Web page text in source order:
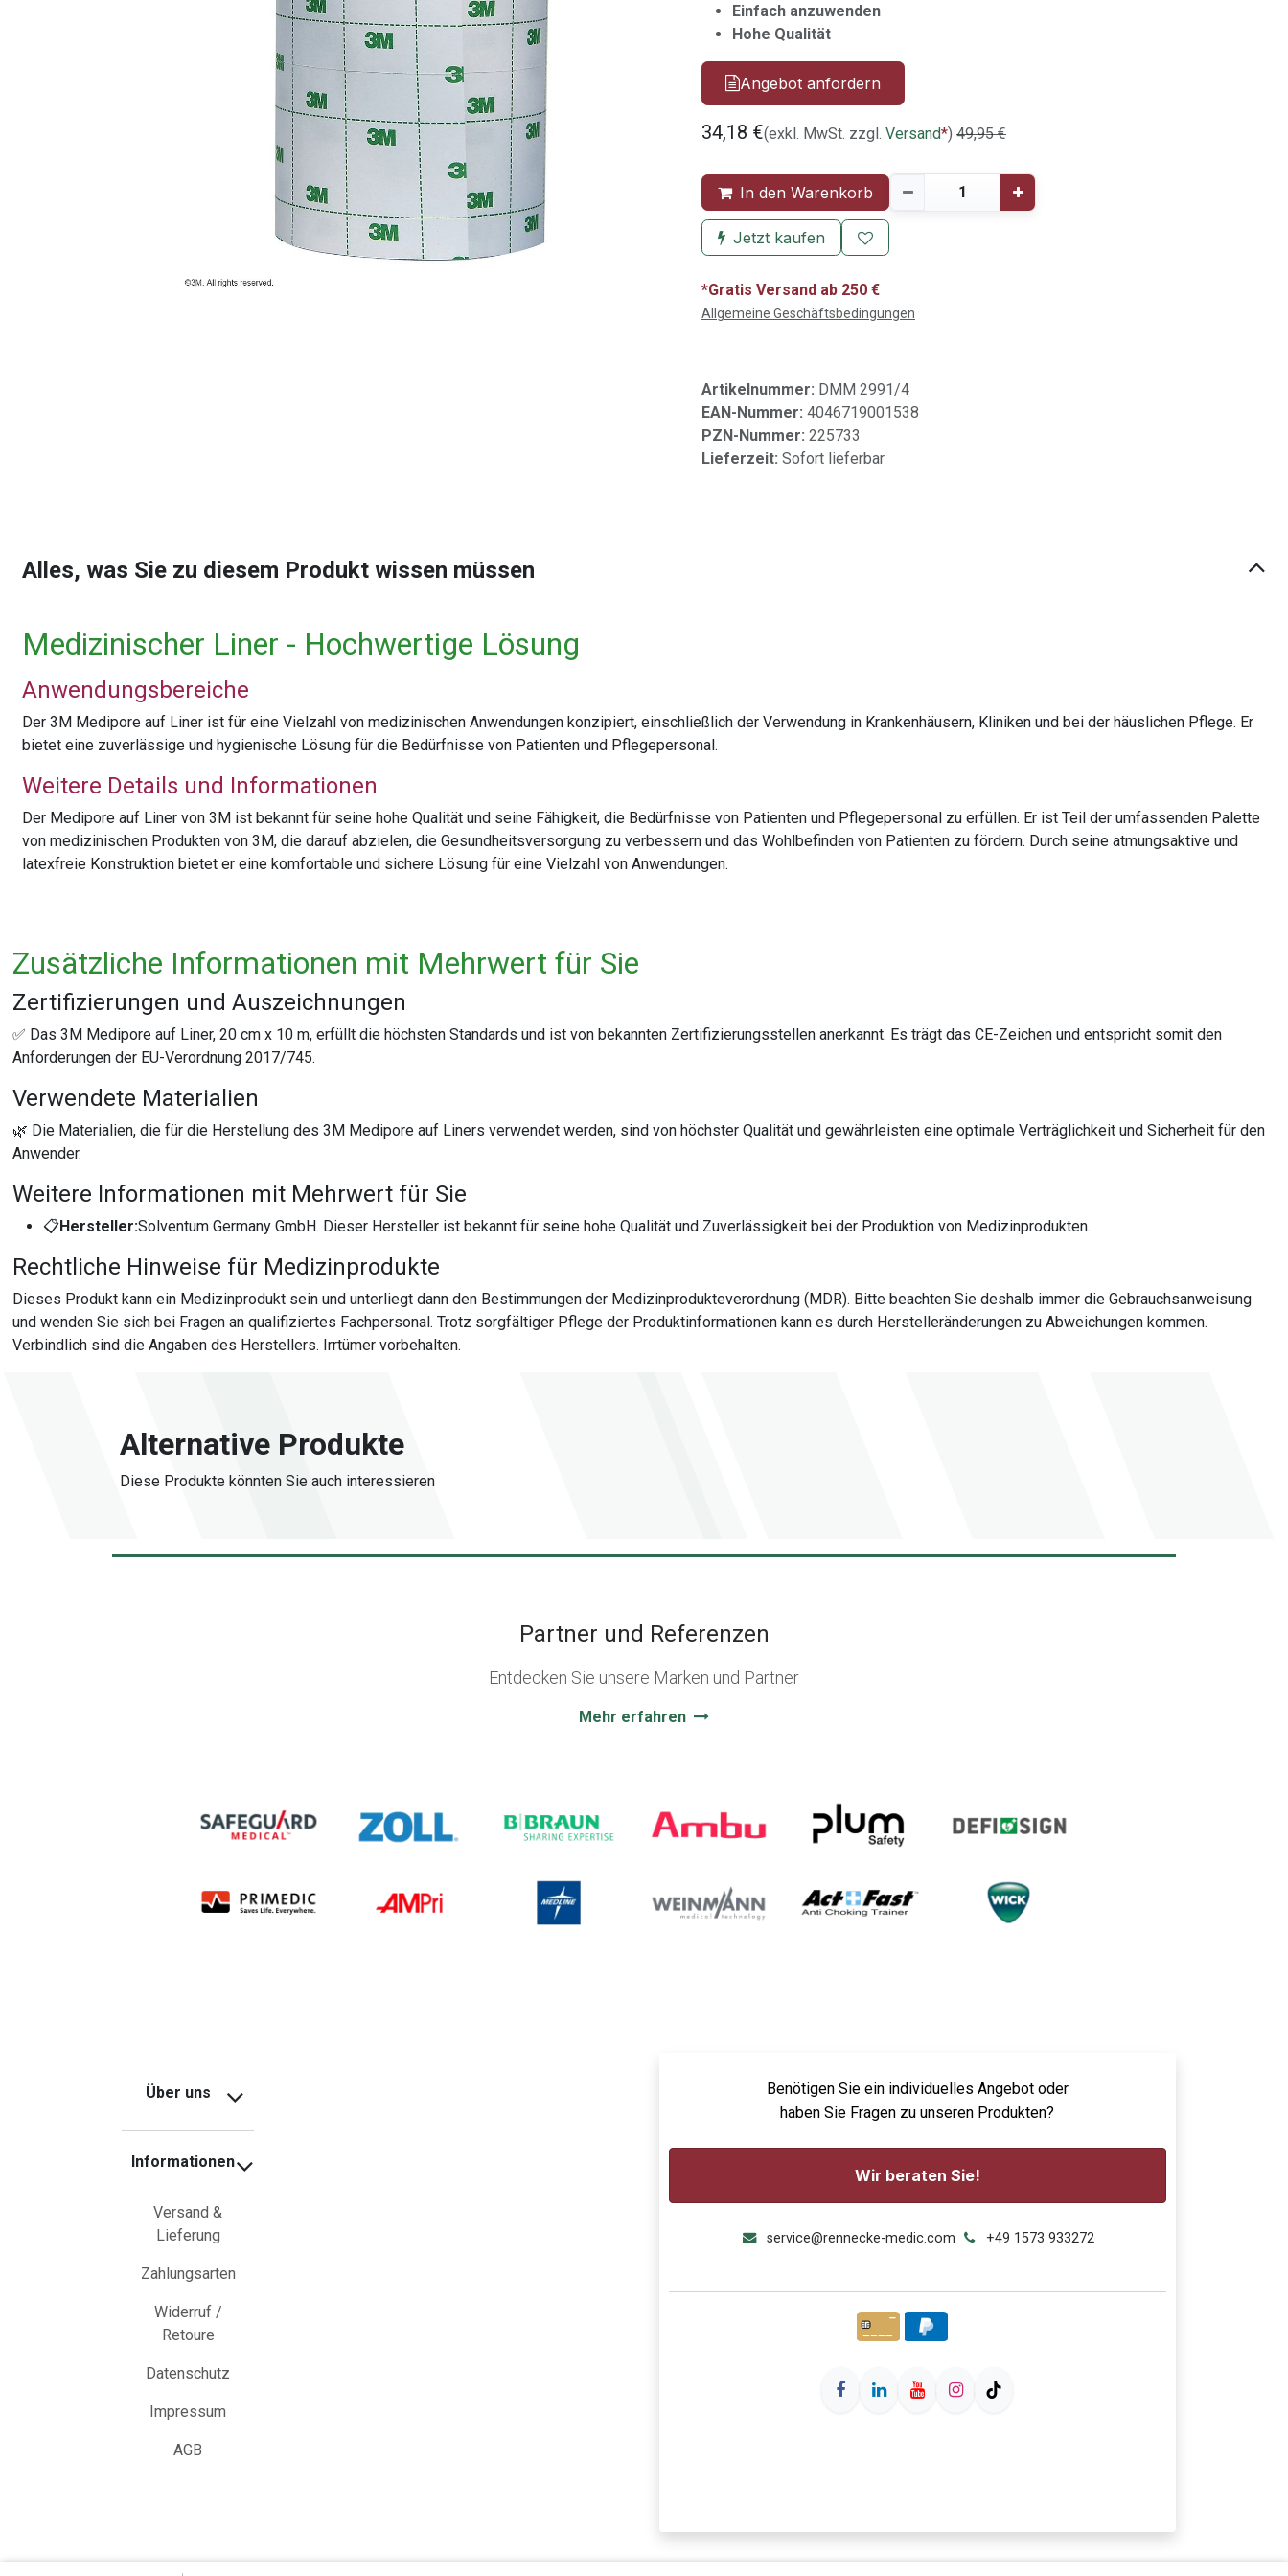
Einfach anzuwenden
Hohe Qualität
Angebot anfordern
34,18 €(exkl. MwSt. zzgl. Versand*) 49,95€
In den Warenkorb
Jetzt kaufen
*Gratis Versand ab 250 €
Allgemeine Geschäftsbedingungen
Artikelnummer: DMM 2991/4
EAN-Nummer: 4046719001538
PZN-Nummer: 225733
Lieferzeit: Sofort lieferbar
Alles, was Sie zu diesem Produkt wissen müssen
Medizinischer Liner - Hochwertige Lösung
Anwendungsbereiche
Der 3M Medipore auf Liner ist für eine Vielzahl von medizinischen Anwendungen konzipiert, einschließlich der Verwendung in Krankenhäusern, Kliniken und bei der häuslichen Pflege. Er
bietet eine zuverlässige und hygienische Lösung für die Bedürfnisse von Patienten und Pflegepersonal.
Weitere Details und Informationen
Der Medipore auf Liner von 3M ist bekannt für seine hohe Qualität und seine Fähigkeit, die Bedürfnisse von Patienten und Pflegepersonal zu erfüllen. Er ist Teil der umfassenden Palette
von medizinischen Produkten von 3M, die darauf abzielen, die Gesundheitsversorgung zu verbessern und das Wohlbefinden von Patienten zu fördern. Durch seine atmungsaktive und
latexfreie Konstruktion bietet er eine komfortable und sichere Lösung für eine Vielzahl von Anwendungen.
Zusätzliche Informationen mit Mehrwert für Sie
Zertifizierungen und Auszeichnungen
✅ Das 3M Medipore auf Liner, 20 cm x 10 m, erfüllt die höchsten Standards und ist von bekannten Zertifizierungsstellen anerkannt. Es trägt das CE-Zeichen und entspricht somit den
Anforderungen der EU-Verordnung 2017/745.
Verwendete Materialien
🌿 Die Materialien, die für die Herstellung des 3M Medipore auf Liners verwendet werden, sind von höchster Qualität und gewährleisten eine optimale Verträglichkeit und Sicherheit für den
Anwender.
Weitere Informationen mit Mehrwert für Sie
📋Hersteller:Solventum Germany GmbH. Dieser Hersteller ist bekannt für seine hohe Qualität und Zuverlässigkeit bei der Produktion von Medizinprodukten.
Rechtliche Hinweise für Medizinprodukte
Dieses Produkt kann ein Medizinprodukt sein und unterliegt dann den Bestimmungen der Medizinprodukteverordnung (MDR). Bitte beachten Sie deshalb immer die Gebrauchsanweisung
und wenden Sie sich bei Fragen an qualifiziertes Fachpersonal. Trotz sorgfältiger Pflege der Produktinformationen kann es durch Herstelleränderungen zu Abweichungen kommen.
Verbindlich sind die Angaben des Herstellers. Irrtümer vorbehalten.
Alternative Produkte
Diese Produkte könnten Sie auch interessieren
Partner und Referenzen
Entdecken Sie unsere Marken und Partner
Mehr erfahren
Über uns
Informationen
Versand &
Lieferung
Zahlungsarten
Widerruf /
Retoure
Datenschutz
Impressum
AGB
Benötigen Sie ein individuelles Angebot oder
haben Sie Fragen zu unseren Produkten?
Wir beraten Sie!
service@rennecke-medic.com +49 1573 933272